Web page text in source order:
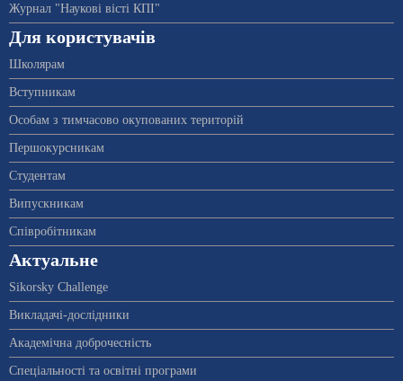
Журнал "Наукові вісті КПІ"
Для користувачів
Школярам
Вступникам
Особам з тимчасово окупованих територій
Першокурсникам
Студентам
Випускникам
Співробітникам
Актуальне
Sikorsky Challenge
Викладачі-дослідники
Академічна доброчесність
Спеціальності та освітні програми